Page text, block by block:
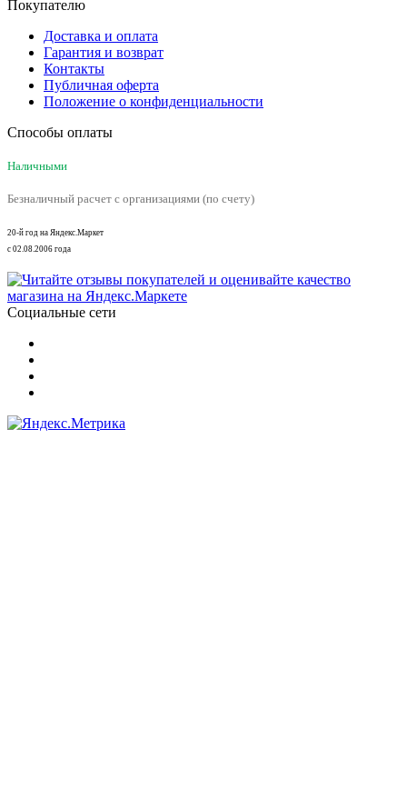
Покупателю
Доставка и оплата
Гарантия и возврат
Контакты
Публичная оферта
Положение о конфиденциальности
Способы оплаты
Наличными
Безналичный расчет с организациями (по счету)
20-й год на Яндекс.Маркет
с 02.08.2006 года
Социальные сети